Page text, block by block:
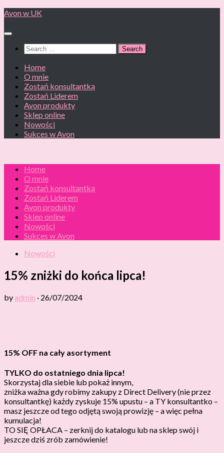
Skip
content
Avon w UK
Search
for:
Home
O mnie
Zostań konsultantką
Zostań Liderem
Avon produkty
Sklep online
Nowości
Sukces w Avon
Home
O mnie
Zostań konsultantką
Zostań Liderem
Avon produkty
Sklep online
Nowości
Sukces w Avon
Nowości
15% zniżki do końca lipca!
by admin · 26/07/2024
15% OFF na cały asortyment
TYLKO do ostatniego dnia lipca!
Skorzystaj dla siebie lub pokaż innym,
zniżka ważna gdy robimy zakupy z Direct Delivery (nie przez
konsultantkę) każdy zyskuje 15% upustu – a TY konsultantko –
masz jeszcze od tego odjętą swoją prowizję – a więc pełna
kumulacja!
TO SIĘ OPŁACA – zerknij do katalogu lub na sklep swój i
jeszcze dziś zrób zamówienie!